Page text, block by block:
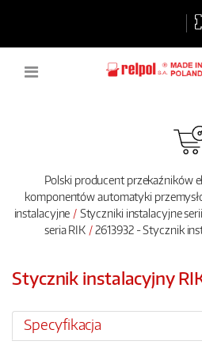
Polski producent przekaźników
komponentów automatyki
instalacyjne
Styczniki instalacyjne
seria RIK
2613932 - Stycznik
Stycznik instalacyjny
Specyfikacja